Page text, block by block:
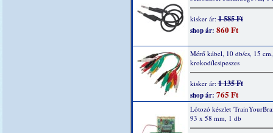
kisker ár:1 585 Ft
shop ár: 860 Ft
Mérő kábel, 10 db/cs, 15 cm,
krokodílcsipeszes
kisker ár:1 135 Ft
shop ár: 765 Ft
Lótozó készlet
93 x 58 mm, 1 db